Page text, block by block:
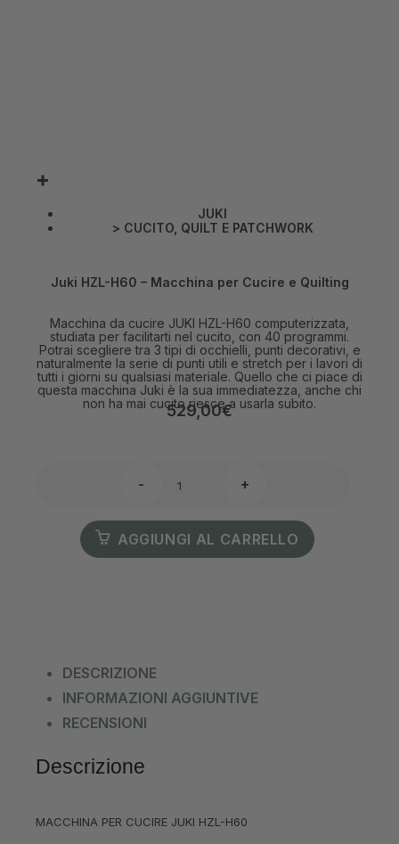
JUKI
> CUCITO, QUILT E PATCHWORK
Juki HZL-H60 – Macchina per Cucire e Quilting
Macchina da cucire JUKI HZL-H60 computerizzata,
studiata per facilitarti nel cucito, con 40 programmi.
Potrai scegliere tra 3 tipi di occhielli, punti decorativi, e
naturalmente la serie di punti utili e stretch per i lavori di
tutti i giorni su qualsiasi materiale. Quello che ci piace di
questa macchina Juki è la sua immediatezza, anche chi
non ha mai cucito riesce a usarla subito.
529,00€
- +
AGGIUNGI AL CARRELLO
DESCRIZIONE
INFORMAZIONI AGGIUNTIVE
RECENSIONI
Descrizione
MACCHINA PER CUCIRE JUKI HZL-H60